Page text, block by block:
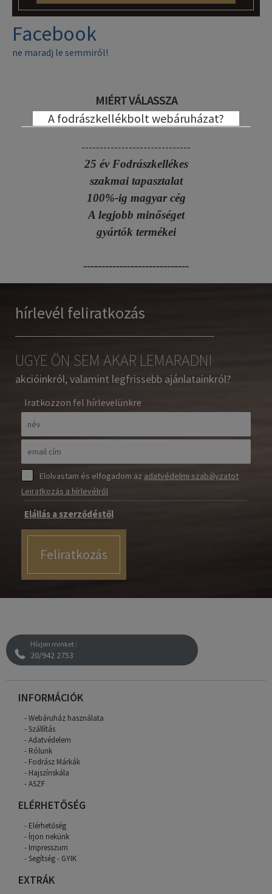
Facebook
ne maradj le semmiről!
MIÉRT VÁLASSZA
A fodrászkellékbolt webáruházat?
------------------------------
25 év Fodrászkellékes
szakmai tapasztalat
100%-ig magyar cég
A legjobb minőséget
gyártók termékei
-----------------------------
hírlevél feliratkozás
UGYE ÖN SEM AKAR LEMARADNI
akcióinkról, valamint legfrissebb ajánlatainkról?
Iratkozzon fel hírlevelünkre
Elolvastam és elfogadom az adatvédelmi szabályzatot
Leiratkozás a hírlevélről
Elállás a szerződéstől
Feliratkozás
Hívjon minket :
20/942 2753
INFORMÁCIÓK
Webáruház használata
Szállítás
Adatvédelem
Rólunk
Fodrász Márkák
Hajszínskála
ASZF
ELÉRHETŐSÉG
Elérhetőség
Írjon nekünk
Impresszum
Segítség - GYIK
EXTRÁK